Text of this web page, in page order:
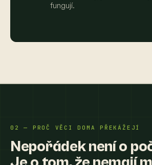
fungují.
02 — PROČ VĚCI DOMA PŘEKÁŽEJÍ
Nepořádek není o